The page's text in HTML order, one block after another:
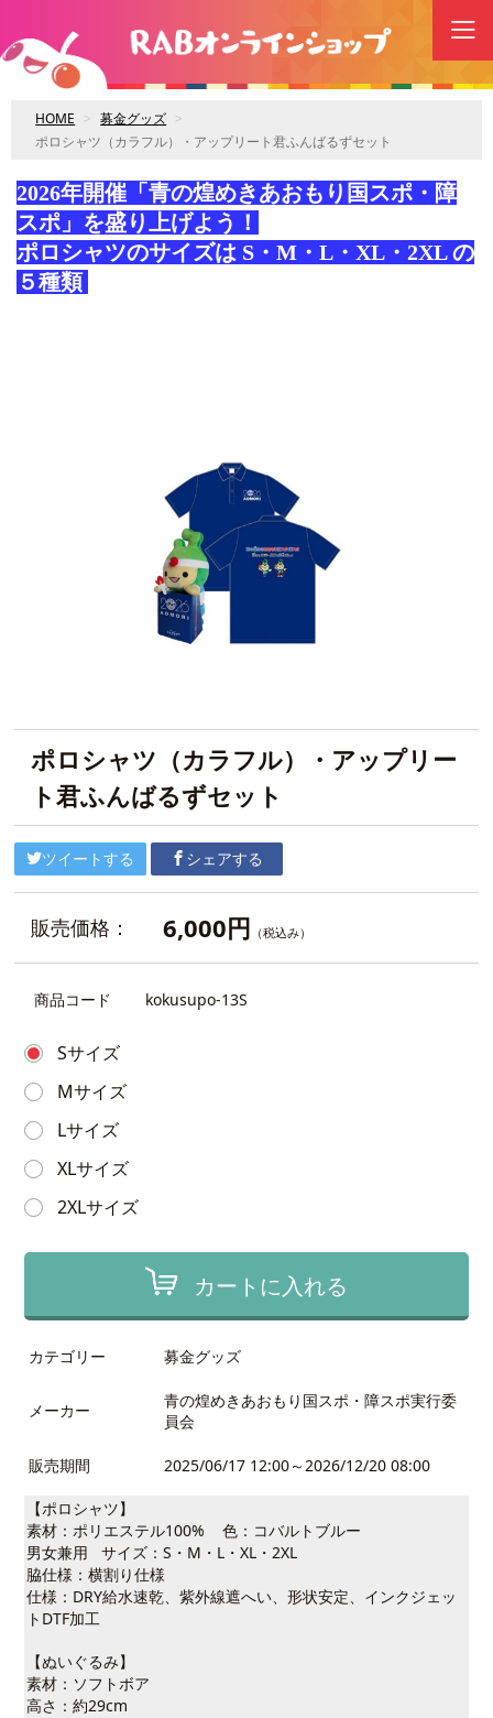
HOME
募金グッズ
ポロシャツ（カラフル）・アップリート君ふんばるずセット
2026年開催「青の煌めきあおもり国スポ・障
スポ」を盛り上げよう！
ポロシャツのサイズは S・M・L・XL・2XL の
５種類
ポロシャツ（カラフル）・アップリー
ト君ふんばるずセット
ツイートする シェアする
販売価格： 6,000円 （税込み）
商品コード kokusupo-13S
Sサイズ
Mサイズ
Lサイズ
XLサイズ
2XLサイズ
カートに入れる
カテゴリー 募金グッズ
メーカー
青の煌めきあおもり国スポ・障スポ実行委
員会
販売期間 2025/06/17 12:00～2026/12/20 08:00
【ポロシャツ】
素材：ポリエステル100% 色：コバルトブルー
男女兼用 サイズ：S・M・L・XL・2XL
脇仕様：横割り仕様
仕様：DRY給水速乾、紫外線遮へい、形状安定、インクジェッ
トDTF加工
【ぬいぐるみ】
素材：ソフトボア
高さ：約29cm